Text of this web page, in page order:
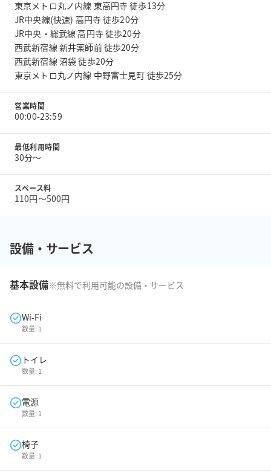
東京メトロ丸ノ内線 東高円寺 徒歩13分
JR中央線(快速) 高円寺 徒歩20分
JR中央・総武線 高円寺 徒歩20分
西武新宿線 新井薬師前 徒歩20分
西武新宿線 沼袋 徒歩20分
東京メトロ丸ノ内線 中野富士見町 徒歩25分
営業時間
00:00-23:59
最低利用時間
30分〜
スペース料
110円〜500円
設備・サービス
基本設備※無料で利用可能の設備・サービス
Wi-Fi
数量: 1
トイレ
数量: 1
電源
数量: 1
椅子
数量: 1